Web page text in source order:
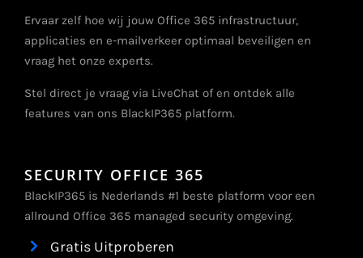
Ervaar zelf hoe wij jouw Office 365 infrastructuur,
applicaties en e-mailverkeer optimaal beveiligen en
vraag het onze experts.
Stel direct je vraag via LiveChat of en ontdek alle
features van ons BlackIP365 platform.
SECURITY OFFICE 365
BlackIP365 is Nederlands #1 beste platform voor een
allround Office 365 managed security omgeving.
Gratis Uitproberen